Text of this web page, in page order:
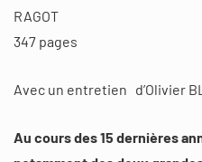
RAGOT
347 pages
Avec un entretien d’Olivier
Au cours des 15 dernières